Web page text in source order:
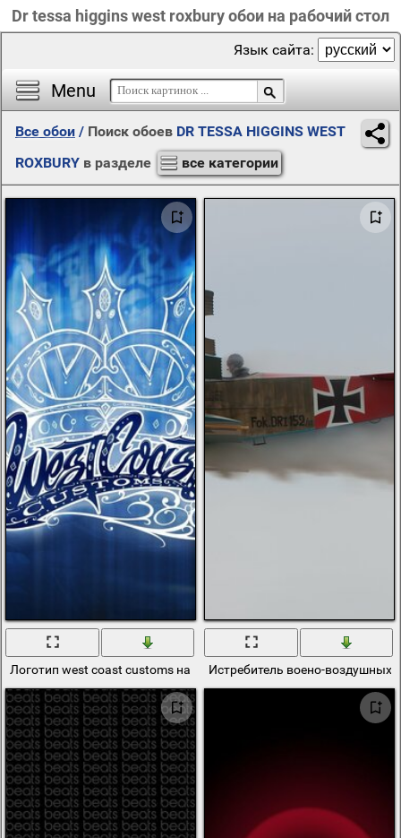
Dr tessa higgins west roxbury обои на рабочий стол
Menu
Язык сайта:
Все обои / Поиск обоев DR TESSA HIGGINS WEST
ROXBURY в разделе все категории
Логотип west coast customs на синем фонеИстребитель воено-воздушных